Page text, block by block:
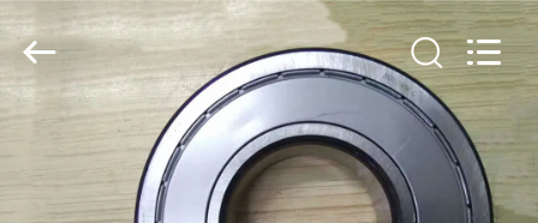
THUIS
PRODUCTEN
MUFA
TECHNOLOGY
CO.,LTD..
Rights
Reserved.